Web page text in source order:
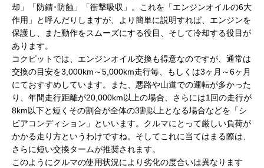
却」「防錆･防蝕」「衝撃吸収」。これを「エンジンオイルの6大
作用」と呼んだりしますが、より簡単に説明すれば、エンジンを
保護し、また動作をスムーズにする役目、そして冷却する役目が
あります。
コクピットでは、エンジンオイル交換も得意なのですが、通常は
交換の目安を3,000km～5,000km走行毎、もしくは3ヶ月～6ヶ月
にておすすめしています。また、悪路や山道での運転が多かった
り、年間走行距離が20,000km以上の場合、さらには1回の走行が
8km以下と短くその割合が全体の3割以上となる場合などを「シ
ビアコンディション」といいます。クルマにとって厳しい負荷が
かかる走り方というわけですね。そしてこれに当てはまる際は、
さらに短い交換タームが推奨されます。
このようにクルマの使用状況により劣化の度合いは異なります